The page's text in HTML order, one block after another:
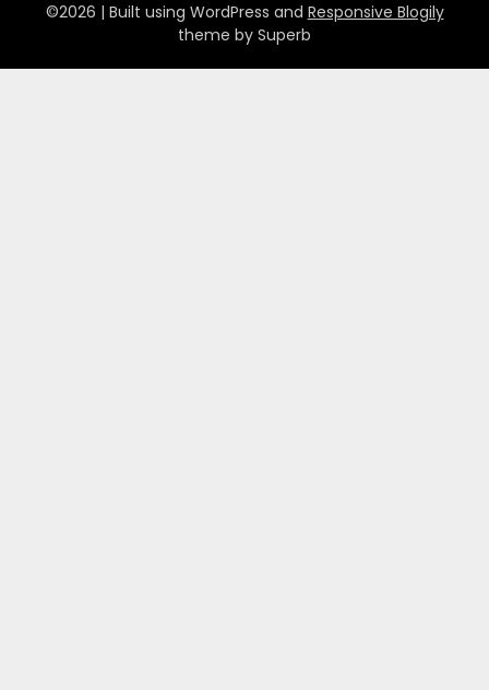
©2026 | Built using WordPress and Responsive Blogily
theme by Superb